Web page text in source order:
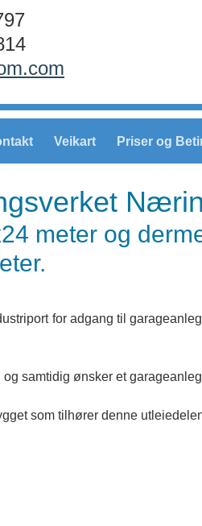
Veikart Priser og
meter og
for adgang til
samtidig ønsker et
som tilhører denne